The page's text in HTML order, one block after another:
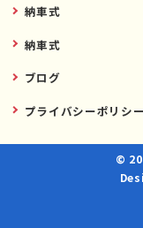
納車式
納車式
ブログ
プライバシーポリシー
©